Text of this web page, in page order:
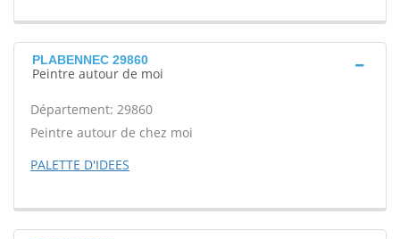
PLABENNEC 29860
Peintre autour de moi
Département: 29860
Peintre autour de chez moi
PALETTE D'IDEES